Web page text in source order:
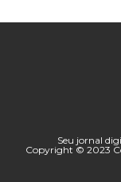
Seu jornal
Copyright © 2023